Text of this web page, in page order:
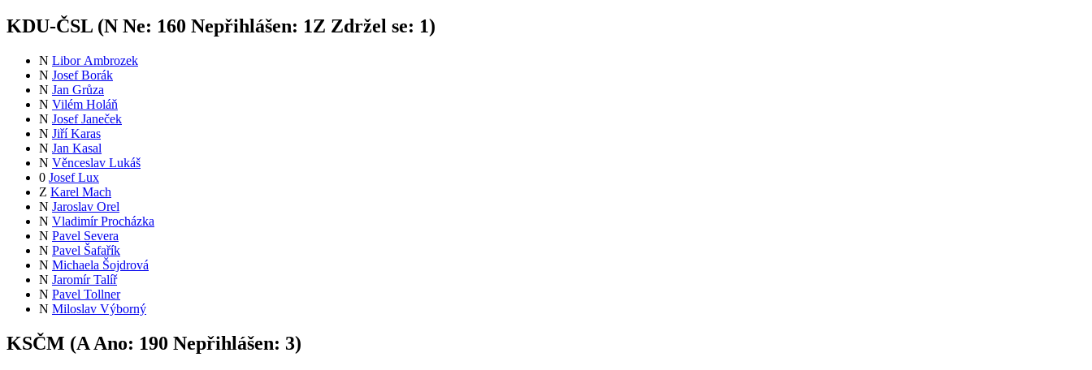
KDU-ČSL (N Ne: 160 Nepřihlášen: 1Z Zdržel se: 1)
N Libor Ambrozek
N Josef Borák
N Jan Grůza
N Vilém Holáň
N Josef Janeček
N Jiří Karas
N Jan Kasal
N Věnceslav Lukáš
0 Josef Lux
Z Karel Mach
N Jaroslav Orel
N Vladimír Procházka
N Pavel Severa
N Pavel Šafařík
N Michaela Šojdrová
N Jaromír Talíř
N Pavel Tollner
N Miloslav Výborný
KSČM (A Ano: 190 Nepřihlášen: 3)